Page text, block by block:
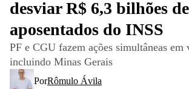
desviar R$ 6,3 bilhões
aposentados do INSS
PF e CGU fazem ações simultâneas em
incluindo Minas Gerais
PorRômulo Ávila